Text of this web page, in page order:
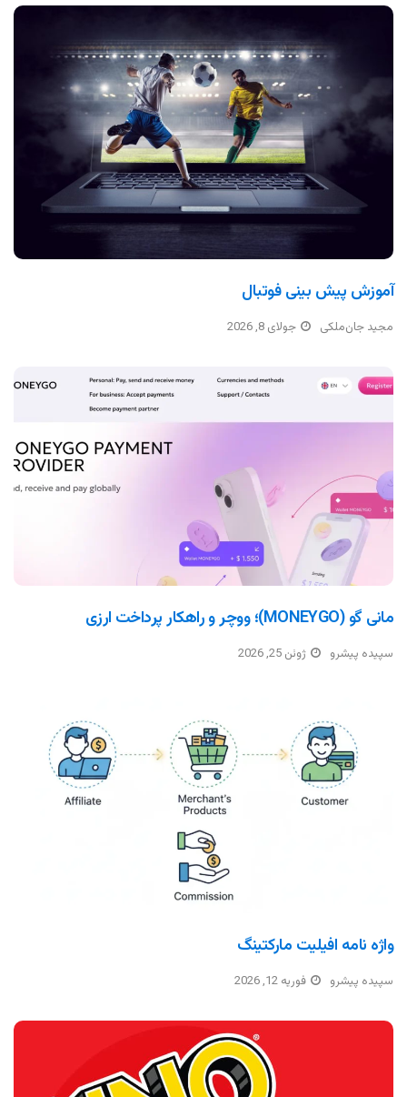
آموزش پیش بینی فوتبال
مجید جان‌ملکی جولای 8, 2026
مانی گو (MONEYGO)؛ ووچر و راهکار پرداخت ارزی
سپیده پیشرو ژوئن 25, 2026
واژه نامه افیلیت مارکتینگ
سپیده پیشرو فوریه 12, 2026